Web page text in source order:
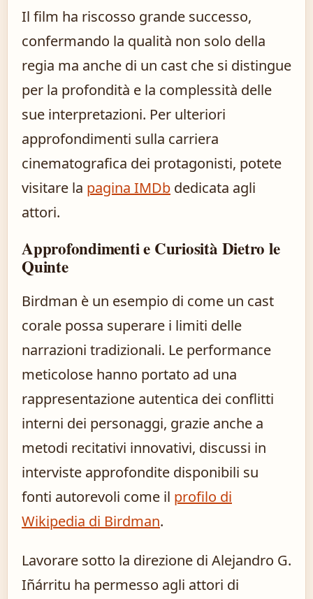
Il film ha riscosso grande successo,
confermando la qualità non solo della
regia ma anche di un cast che si distingue
per la profondità e la complessità delle
sue interpretazioni. Per ulteriori
approfondimenti sulla carriera
cinematografica dei protagonisti, potete
visitare la pagina IMDb dedicata agli
attori.
Approfondimenti e Curiosità Dietro le
Quinte
Birdman è un esempio di come un cast
corale possa superare i limiti delle
narrazioni tradizionali. Le performance
meticolose hanno portato ad una
rappresentazione autentica dei conflitti
interni dei personaggi, grazie anche a
metodi recitativi innovativi, discussi in
interviste approfondite disponibili su
fonti autorevoli come il profilo di
Wikipedia di Birdman.
Lavorare sotto la direzione di Alejandro G.
Iñárritu ha permesso agli attori di